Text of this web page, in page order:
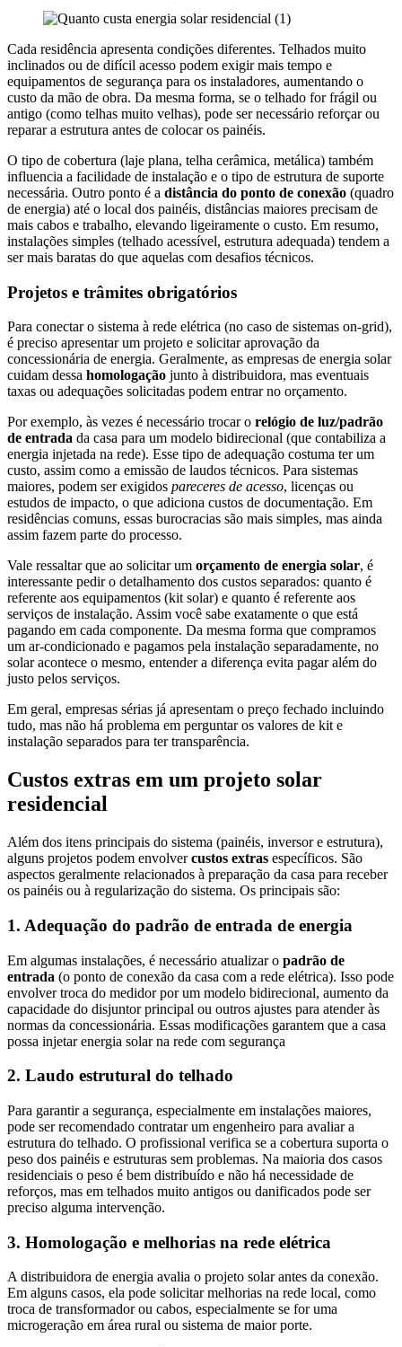
Cada residência apresenta condições diferentes. Telhados muito
inclinados ou de difícil acesso podem exigir mais tempo e
equipamentos de segurança para os instaladores, aumentando o
custo da mão de obra. Da mesma forma, se o telhado for frágil ou
antigo (como telhas muito velhas), pode ser necessário reforçar ou
reparar a estrutura antes de colocar os painéis.
O tipo de cobertura (laje plana, telha cerâmica, metálica) também
influencia a facilidade de instalação e o tipo de estrutura de suporte
necessária. Outro ponto é a distância do ponto de conexão (quadro
de energia) até o local dos painéis, distâncias maiores precisam de
mais cabos e trabalho, elevando ligeiramente o custo. Em resumo,
instalações simples (telhado acessível, estrutura adequada) tendem a
ser mais baratas do que aquelas com desafios técnicos.
Projetos e trâmites obrigatórios
Para conectar o sistema à rede elétrica (no caso de sistemas on-grid),
é preciso apresentar um projeto e solicitar aprovação da
concessionária de energia. Geralmente, as empresas de energia solar
cuidam dessa homologação junto à distribuidora, mas eventuais
taxas ou adequações solicitadas podem entrar no orçamento.
Por exemplo, às vezes é necessário trocar o relógio de luz/padrão
de entrada da casa para um modelo bidirecional (que contabiliza a
energia injetada na rede). Esse tipo de adequação costuma ter um
custo, assim como a emissão de laudos técnicos. Para sistemas
maiores, podem ser exigidos pareceres de acesso, licenças ou
estudos de impacto, o que adiciona custos de documentação. Em
residências comuns, essas burocracias são mais simples, mas ainda
assim fazem parte do processo.
Vale ressaltar que ao solicitar um orçamento de energia solar, é
interessante pedir o detalhamento dos custos separados: quanto é
referente aos equipamentos (kit solar) e quanto é referente aos
serviços de instalação. Assim você sabe exatamente o que está
pagando em cada componente. Da mesma forma que compramos
um ar-condicionado e pagamos pela instalação separadamente, no
solar acontece o mesmo, entender a diferença evita pagar além do
justo pelos serviços.
Em geral, empresas sérias já apresentam o preço fechado incluindo
tudo, mas não há problema em perguntar os valores de kit e
instalação separados para ter transparência.
Custos extras em um projeto solar
residencial
Além dos itens principais do sistema (painéis, inversor e estrutura),
alguns projetos podem envolvercustos extras específicos. São
aspectos geralmente relacionados à preparação da casa para receber
os painéis ou à regularização do sistema. Os principais são:
1. Adequação do padrão de entrada de energia
Em algumas instalações, é necessário atualizar o padrão de
entrada (o ponto de conexão da casa com a rede elétrica). Isso pode
envolver troca do medidor por um modelo bidirecional, aumento da
capacidade do disjuntor principal ou outros ajustes para atender às
normas da concessionária. Essas modificações garantem que a casa
possa injetar energia solar na rede com segurança
2. Laudo estrutural do telhado
Para garantir a segurança, especialmente em instalações maiores,
pode ser recomendado contratar um engenheiro para avaliar a
estrutura do telhado. O profissional verifica se a cobertura suporta o
peso dos painéis e estruturas sem problemas. Na maioria dos casos
residenciais o peso é bem distribuído e não há necessidade de
reforços, mas em telhados muito antigos ou danificados pode ser
preciso alguma intervenção.
3. Homologação e melhorias na rede elétrica
A distribuidora de energia avalia o projeto solar antes da conexão.
Em alguns casos, ela pode solicitar melhorias na rede local, como
troca de transformador ou cabos, especialmente se for uma
microgeração em área rural ou sistema de maior porte.